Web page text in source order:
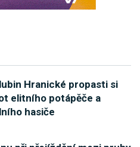
Hranické propasti si
elitního potápěče a
hasiče